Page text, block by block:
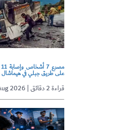
على طريق جبلي في هيماشال
08 Aug 2026 | قراءة 2 دقائق